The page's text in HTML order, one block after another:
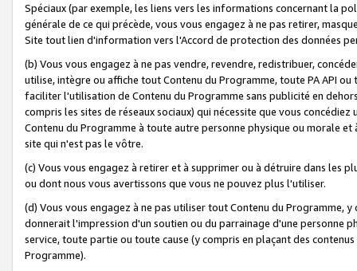
Spéciaux (par exemple, les liens vers les informations concernant la
générale de ce qui précède, vous vous engagez à ne pas retirer,
Site tout lien d'information vers l'Accord de protection des données
(b) Vous vous engagez à ne pas vendre, revendre, redistribuer,
utilise, intègre ou affiche tout Contenu du Programme, toute PA API
faciliter l'utilisation de Contenu du Programme sans publicité en
compris les sites de réseaux sociaux) qui nécessite que vous
Contenu du Programme à toute autre personne physique ou morale
site qui n'est pas le vôtre.
(c) Vous vous engagez à retirer et à supprimer ou à détruire dans les
ou dont nous vous avertissons que vous ne pouvez plus l'utiliser.
(d) Vous vous engagez à ne pas utiliser tout Contenu du Programme,
donnerait l'impression d'un soutien ou du parrainage d'une personne
service, toute partie ou toute cause (y compris en plaçant des
Programme).